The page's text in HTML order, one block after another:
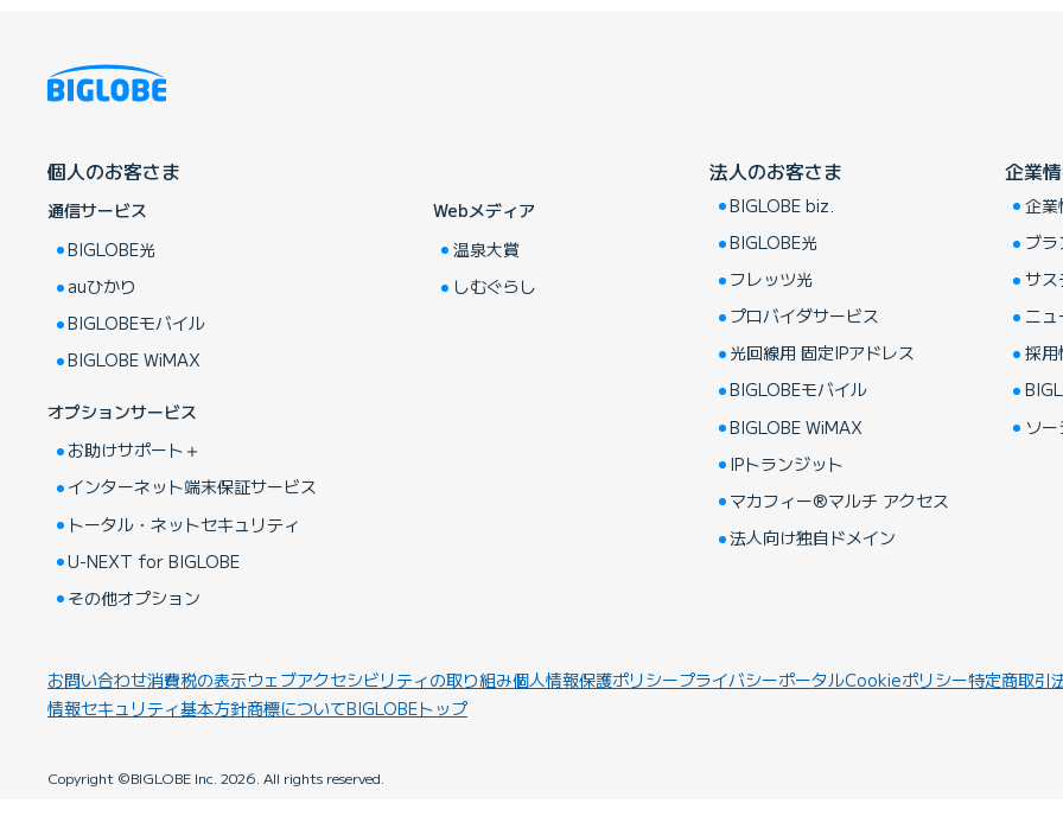
個人のお客さま
通信サービス
BIGLOBE光
auひかり
BIGLOBEモバイル
BIGLOBE WiMAX
オプションサービス
お助けサポート＋
インターネット端末保証サービス
トータル・ネットセキュリティ
U-NEXT for BIGLOBE
その他オプション
Webメディア
温泉大賞
しむぐらし
法人のお客さま
BIGLOBE biz.
BIGLOBE光
フレッツ光
プロバイダサービス
光回線用 固定IPアドレス
BIGLOBEモバイル
BIGLOBE WiMAX
IPトランジット
マカフィー®マルチ アクセス
法人向け独自ドメイン
企業
企業
ブ
サス
ニ
採用
ソ
お問い合わせ消費税の表示ウェブアクセシビリティの取り組み個人情報保護ポリシープライバシーポータルCookieポリシー特定商取引
情報セキュリティ基本方針商標についてBIGLOBEトップ
Copyright ©BIGLOBE Inc. 2026. All rights reserved.